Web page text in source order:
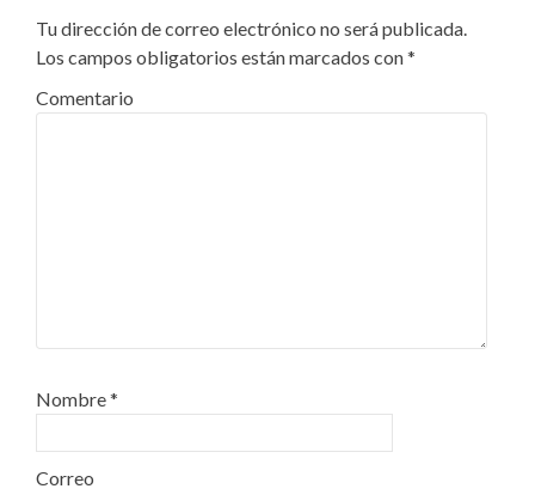
Tu dirección de correo electrónico no será publicada.
Los campos obligatorios están marcados con*
Comentario
Nombre*
Correo